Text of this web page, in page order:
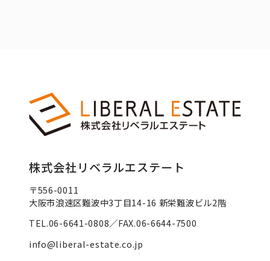
株式会社リベラルエステート
〒556-0011
大阪市浪速区難波中3丁目14-16 新栄難波ビル2階
TEL.06-6641-0808／FAX.06-6644-7500
info@liberal-estate.co.jp